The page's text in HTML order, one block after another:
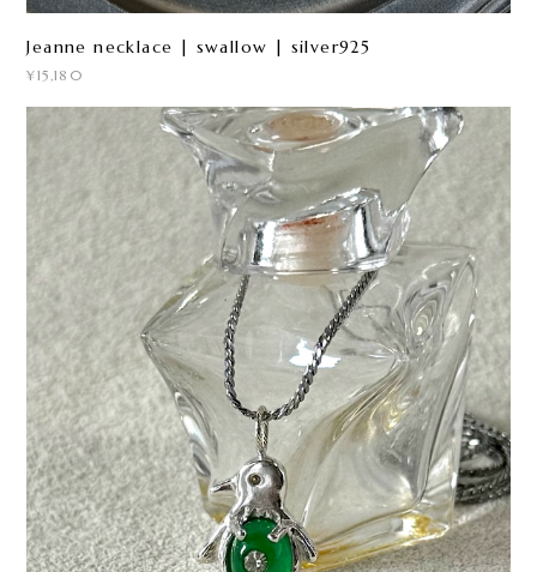
Jeanne necklace | swallow | silver925
¥15,180